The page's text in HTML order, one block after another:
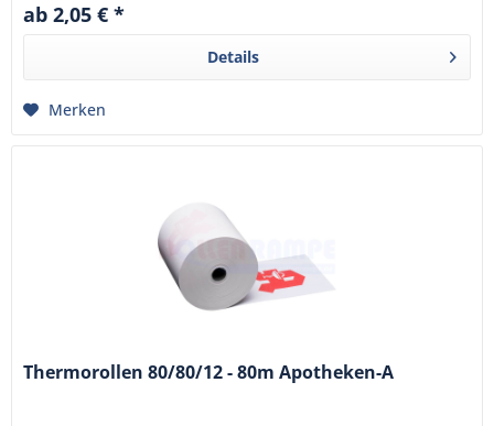
ab 2,05 € *
Details
Merken
Thermorollen 80/80/12 - 80m Apotheken-A